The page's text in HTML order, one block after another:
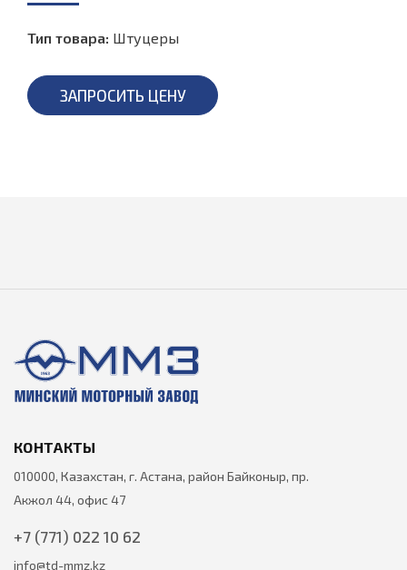
Тип товара: Штуцеры
ЗАПРОСИТЬ ЦЕНУ
КОНТАКТЫ
010000, Казахстан, г. Астана, район Байконыр, пр.
Акжол 44, офис 47
+7 (771) 022 10 62
info@td-mmz.kz